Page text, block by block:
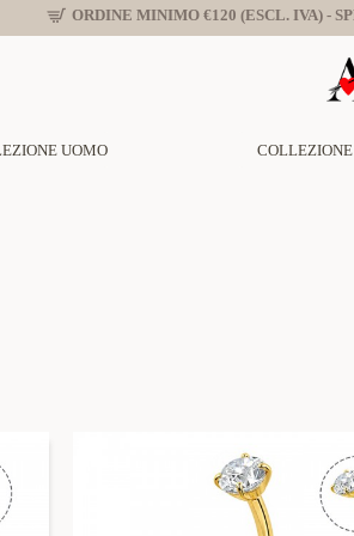
ORDINE MINIMO €120 (ESCL. IVA) -
UOMO